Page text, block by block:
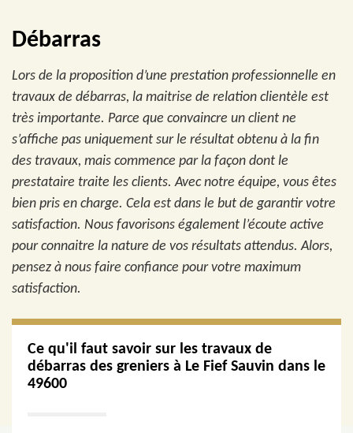
Débarras
Lors de la proposition d’une prestation professionnelle en
travaux de débarras, la maitrise de relation clientèle est
très importante. Parce que convaincre un client ne
s’affiche pas uniquement sur le résultat obtenu à la fin
des travaux, mais commence par la façon dont le
prestataire traite les clients. Avec notre équipe, vous êtes
bien pris en charge. Cela est dans le but de garantir votre
satisfaction. Nous favorisons également l’écoute active
pour connaitre la nature de vos résultats attendus. Alors,
pensez à nous faire confiance pour votre maximum
satisfaction.
Ce qu'il faut savoir sur les travaux de
débarras des greniers à Le Fief Sauvin dans le
49600